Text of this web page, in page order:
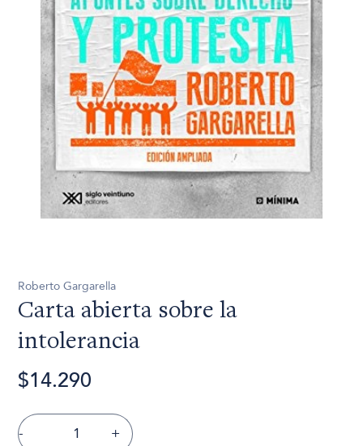
Roberto Gargarella
Carta abierta sobre la
intolerancia
$14.290
- +